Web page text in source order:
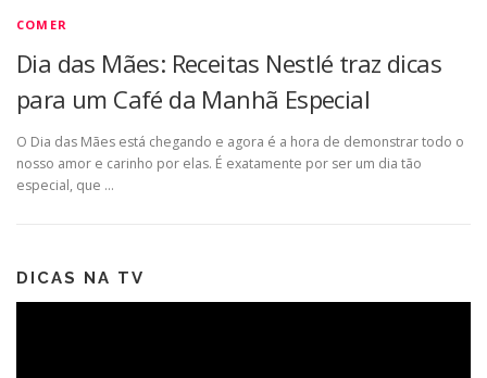
COMER
Dia das Mães: Receitas Nestlé traz dicas
para um Café da Manhã Especial
O Dia das Mães está chegando e agora é a hora de demonstrar todo o
nosso amor e carinho por elas. É exatamente por ser um dia tão
especial, que …
DICAS NA TV